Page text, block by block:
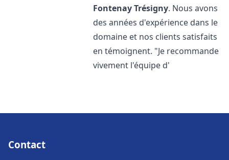
Fontenay Trésigny. Nous avons
des années d'expérience dans le
domaine et nos clients satisfaits
en témoignent. "Je recommande
vivement l'équipe d'
Contact